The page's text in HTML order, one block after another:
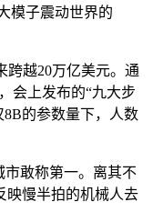
模子震动世界的
越20万亿美元。通
会上发布的“九大步
的参数量下，人数
敢称第一。离其不
映慢半拍的机械人去